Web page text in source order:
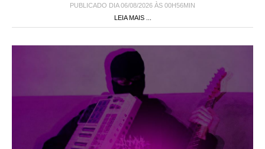
PUBLICADO DIA 06/08/2026 ÀS 00H56MIN
LEIA MAIS ...